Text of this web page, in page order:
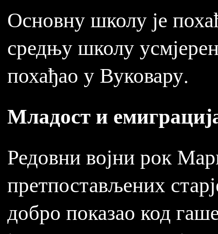
Основну школу је
средњу школу
похађао у Вуковару.
Младост и
Редовни војни рок
претпостављених
добро показао код